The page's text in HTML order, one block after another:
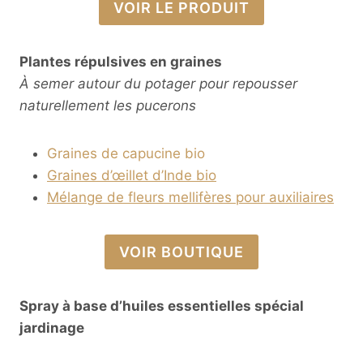
VOIR LE PRODUIT
Plantes répulsives en graines
À semer autour du potager pour repousser
naturellement les pucerons
Graines de capucine bio
Graines d’œillet d’Inde bio
Mélange de fleurs mellifères pour auxiliaires
VOIR BOUTIQUE
Spray à base d’huiles essentielles spécial
jardinage